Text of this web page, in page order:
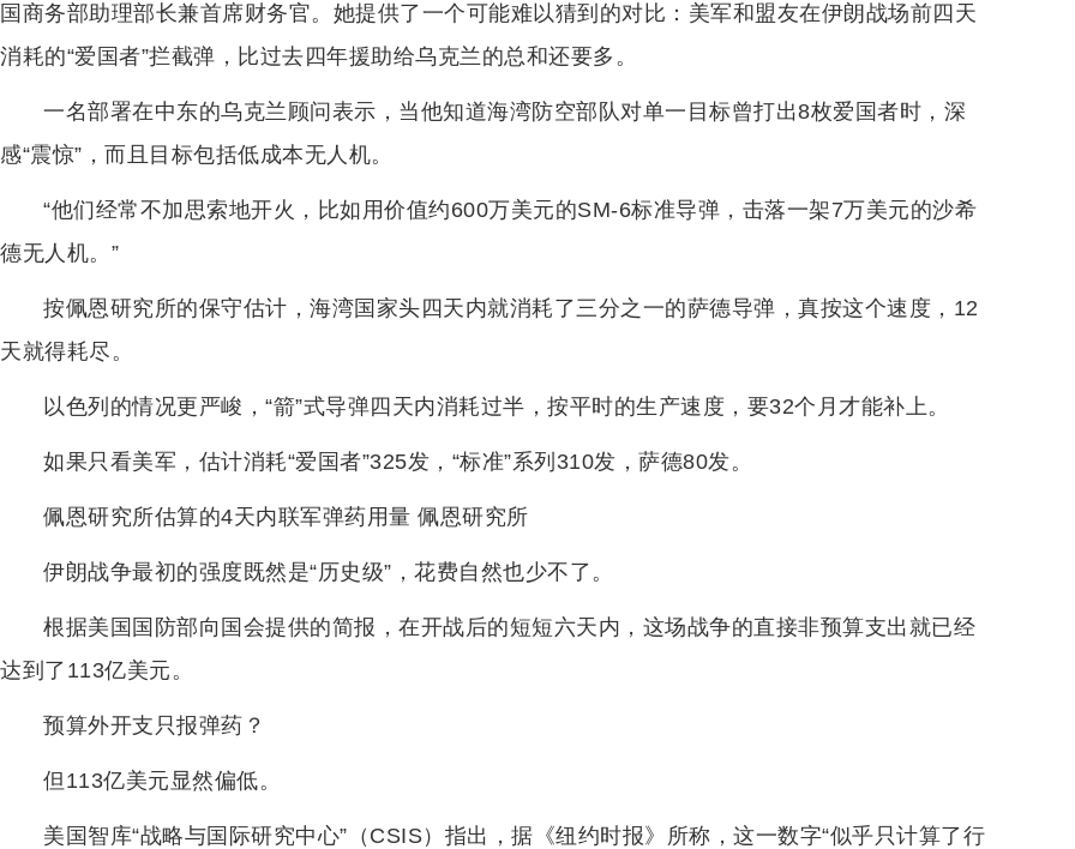
国商务部助理部长兼首席财务官。她提供了一个可能难以猜到的对比：美军和盟友在伊朗战场前四天
消耗的“爱国者”拦截弹，比过去四年援助给乌克兰的总和还要多。
一名部署在中东的乌克兰顾问表示，当他知道海湾防空部队对单一目标曾打出8枚爱国者时，深
感“震惊”，而且目标包括低成本无人机。
“他们经常不加思索地开火，比如用价值约600万美元的SM-6标准导弹，击落一架7万美元的沙希
德无人机。”
按佩恩研究所的保守估计，海湾国家头四天内就消耗了三分之一的萨德导弹，真按这个速度，12
天就得耗尽。
以色列的情况更严峻，“箭”式导弹四天内消耗过半，按平时的生产速度，要32个月才能补上。
如果只看美军，估计消耗“爱国者”325发，“标准”系列310发，萨德80发。
佩恩研究所估算的4天内联军弹药用量 佩恩研究所
伊朗战争最初的强度既然是“历史级”，花费自然也少不了。
根据美国国防部向国会提供的简报，在开战后的短短六天内，这场战争的直接非预算支出就已经
达到了113亿美元。
预算外开支只报弹药？
但113亿美元显然偏低。
美国智库“战略与国际研究中心”（CSIS）指出，据《纽约时报》所称，这一数字“似乎只计算了行